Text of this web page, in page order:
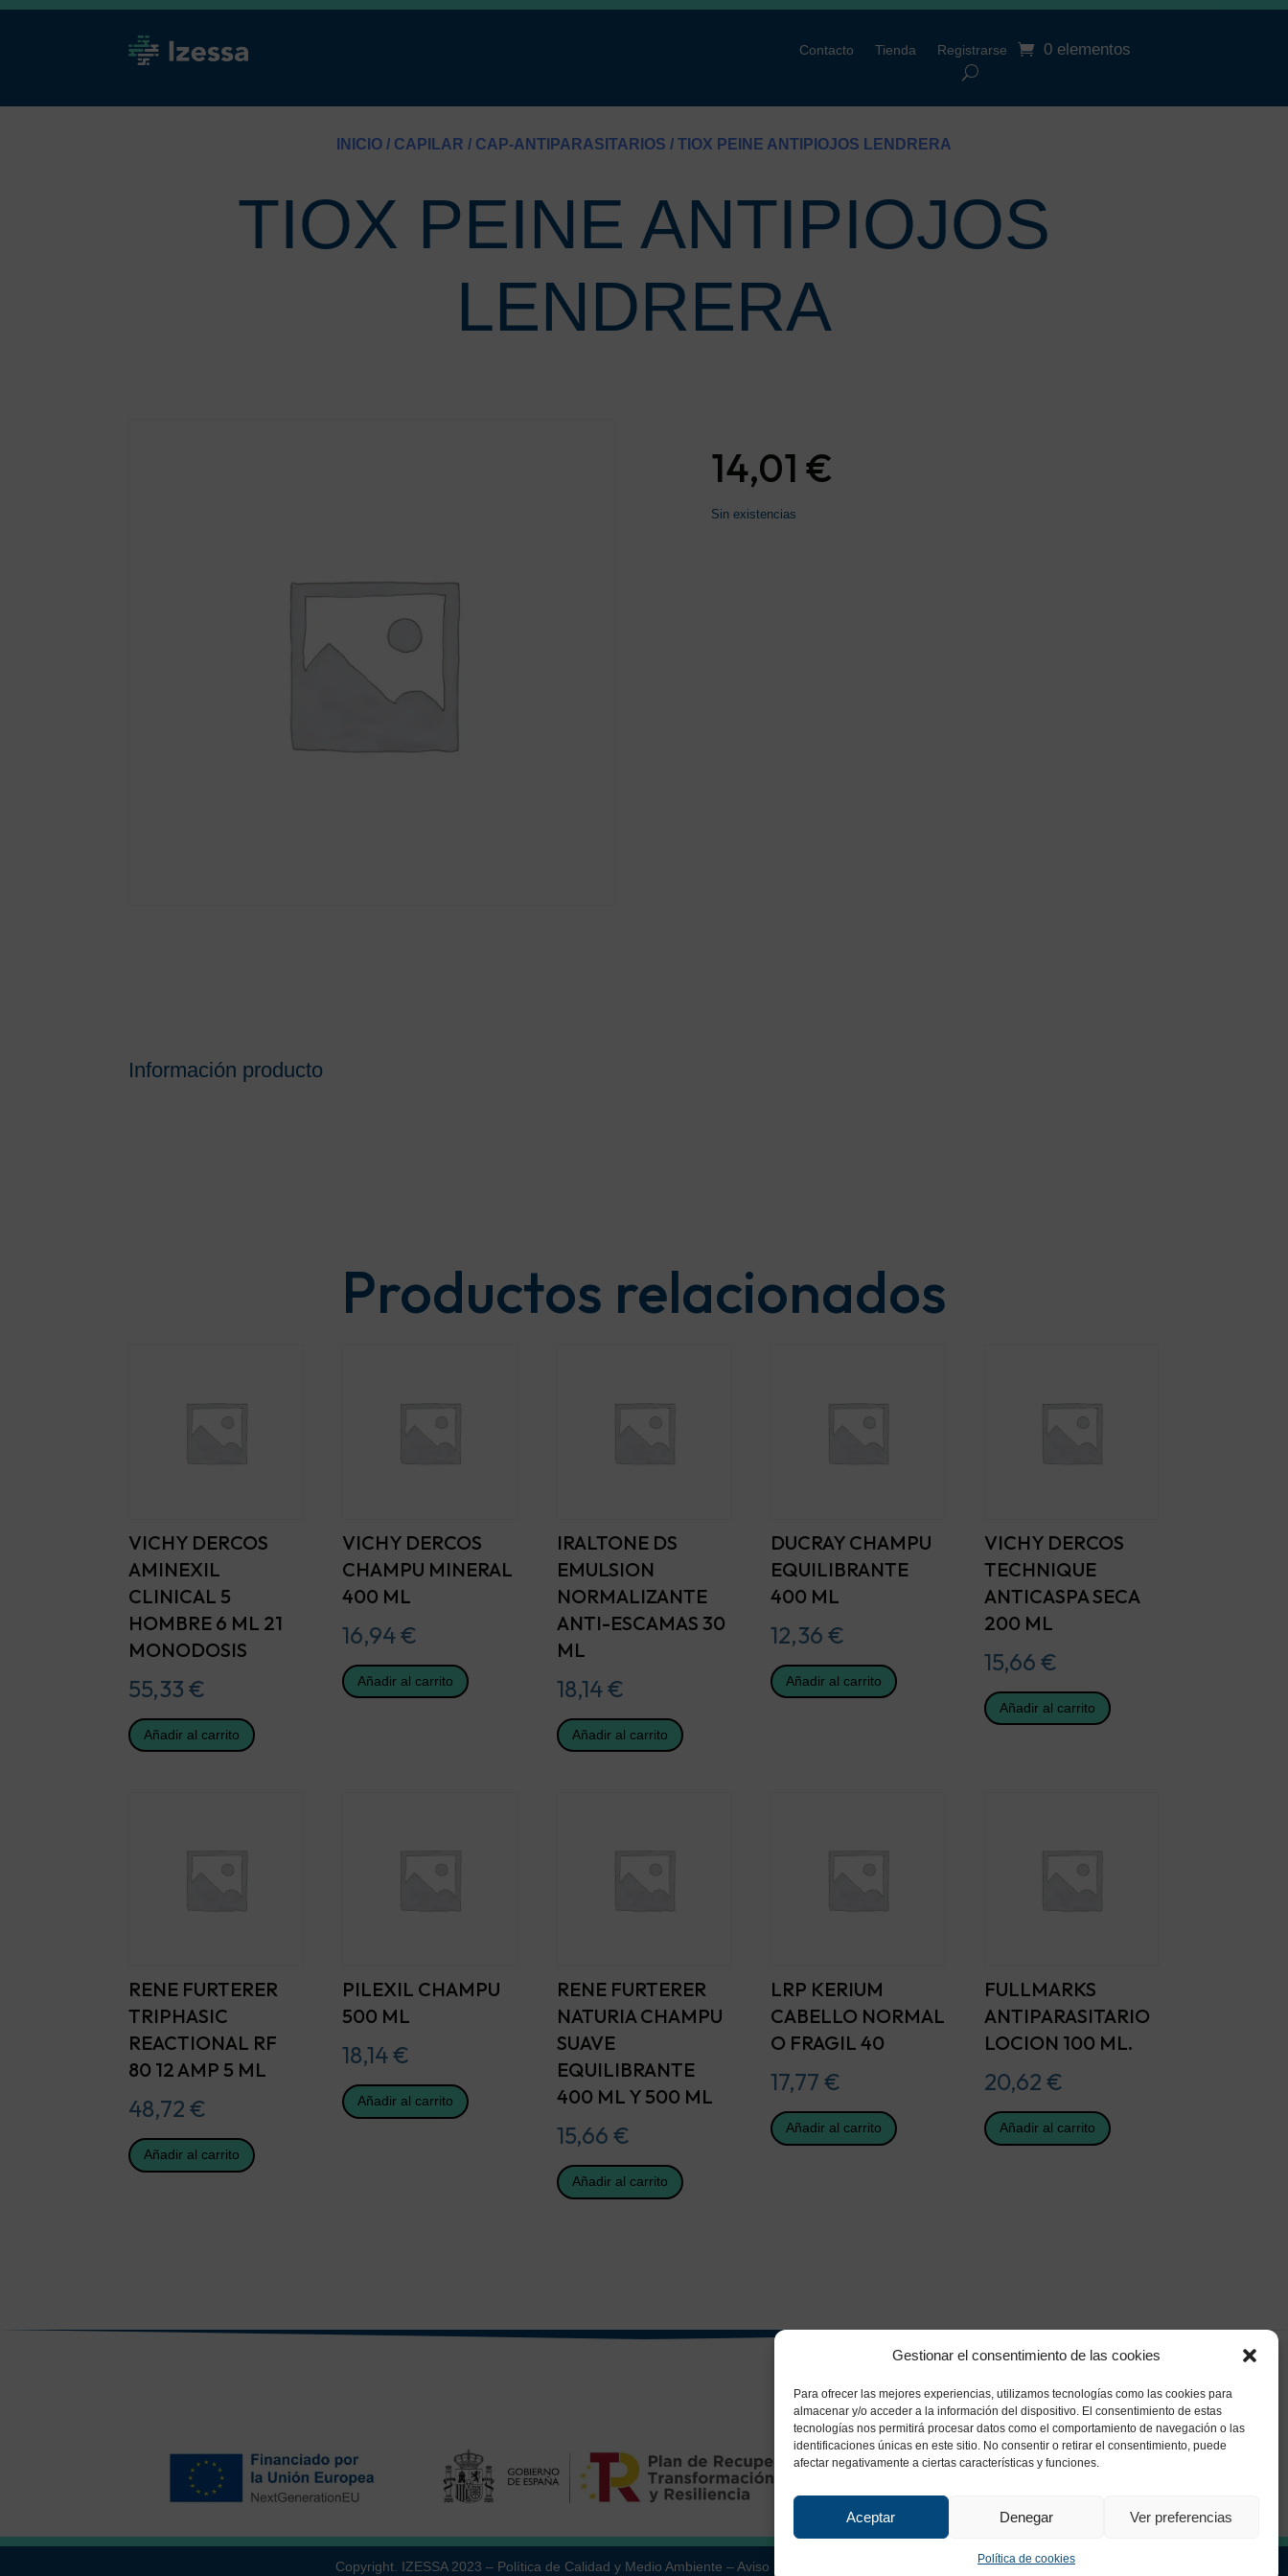
Gestionar el consentimiento de las cookies
Para ofrecer las mejores experiencias, utilizamos tecnologías como las cookies para
almacenar y/o acceder a la información del dispositivo. El consentimiento de estas
tecnologías nos permitirá procesar datos como el comportamiento de navegación o las
identificaciones únicas en este sitio. No consentir o retirar el consentimiento, puede
afectar negativamente a ciertas características y funciones.
Aceptar Denegar Ver preferencias
Política de cookies
Contacto Tienda Registrarse 0 elementos
INICIO / CAPILAR / CAP-ANTIPARASITARIOS / TIOX PEINE ANTIPIOJOS LENDRERA
TIOX PEINE ANTIPIOJOS
LENDRERA
14,01 €
Sin existencias
Información producto
Productos relacionados
VICHY DERCOS
AMINEXIL
CLINICAL 5
HOMBRE 6 ML 21
MONODOSIS
55,33€
Añadir al carrito
VICHY DERCOS
CHAMPU MINERAL
400 ML
16,94€
Añadir al carrito
IRALTONE DS
EMULSION
NORMALIZANTE
ANTI-ESCAMAS 30
ML
18,14€
Añadir al carrito
DUCRAY CHAMPU
EQUILIBRANTE
400 ML
12,36 €
Añadir al carrito
VICHY DERCOS
TECHNIQUE
ANTICASPA SECA
200 ML
15,66 €
Añadir al carrito
RENE FURTERER
TRIPHASIC
REACTIONAL RF
80 12 AMP 5 ML
48,72€
Añadir al carrito
PILEXIL CHAMPU
500 ML
18,14€
Añadir al carrito
RENE FURTERER
NATURIA CHAMPU
SUAVE
EQUILIBRANTE
400 ML Y 500 ML
15,66 €
Añadir al carrito
LRP KERIUM
CABELLO NORMAL
O FRAGIL 40
17,77 €
Añadir al carrito
FULLMARKS
ANTIPARASITARIO
LOCION 100 ML.
20,62 €
Añadir al carrito
Copyright. IZESSA 2023 – Política de Calidad y Medio Ambiente –Aviso Legal